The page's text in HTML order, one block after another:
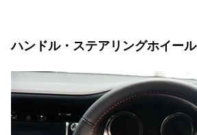
ハンドル・ステアリングホイール